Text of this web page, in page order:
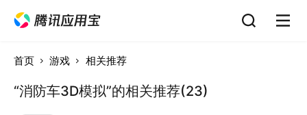
首页 游戏 相关推荐
“消防车3D模拟”的相关推荐(23)